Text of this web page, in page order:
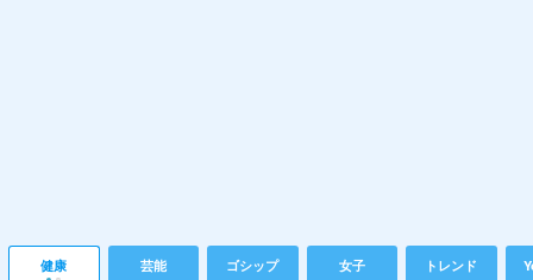
健康 芸能 ゴシップ 女子 トレンド